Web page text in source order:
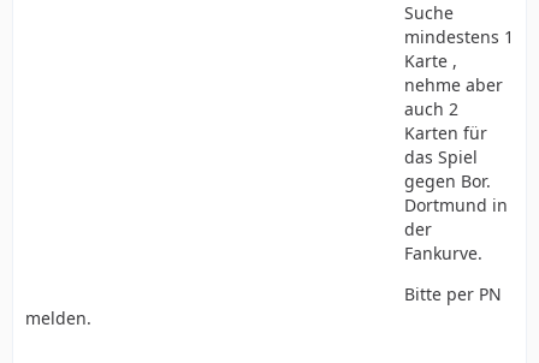
Suche
mindestens 1
Karte ,
nehme aber
auch 2
Karten für
das Spiel
gegen Bor.
Dortmund in
der
Fankurve.
Bitte per PN
melden.